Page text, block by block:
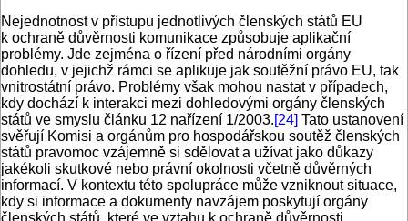
Nejednotnost v přístupu jednotlivých členských států EU
k ochraně důvěrnosti komunikace způsobuje aplikační
problémy. Jde zejména o řízení před národními orgány
dohledu, v jejichž rámci se aplikuje jak soutěžní právo EU, tak
vnitrostátní právo. Problémy však mohou nastat v případech,
kdy dochází k interakci mezi dohledovými orgány členských
států ve smyslu článku 12 nařízení 1/2003.[24] Tato ustanovení
svěřují Komisi a orgánům pro hospodářskou soutěž členských
států pravomoc vzájemně si sdělovat a užívat jako důkazy
jakékoli skutkové nebo právní okolnosti včetně důvěrných
informací. V kontextu této spolupráce může vzniknout situace,
kdy si informace a dokumenty navzájem poskytují orgány